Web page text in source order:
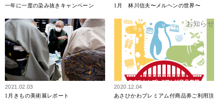
一年に一度の染み抜きキャンペーン
1月 林川信夫〜メルヘンの世界〜
ブログ
2021.02.03
1月きもの美術展レポート
お知らせ
2020.12.04
あさひかわプレミアム付商品券ご利用頂